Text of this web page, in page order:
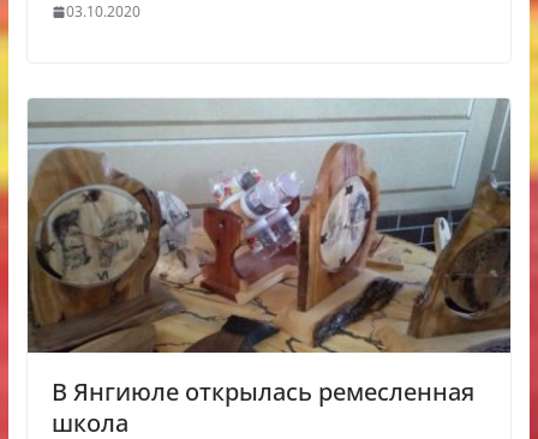
03.10.2020
В Янгиюле открылась ремесленная
школа